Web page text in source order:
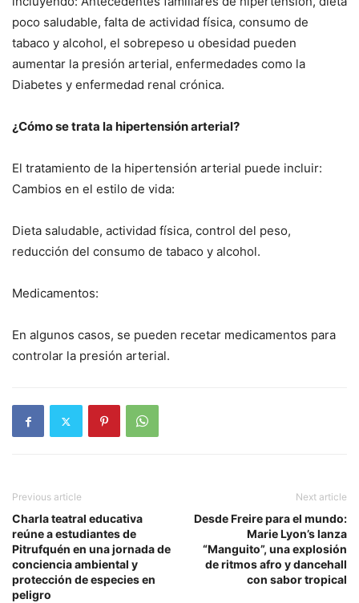
poco saludable, falta de actividad física, consumo de
tabaco y alcohol, el sobrepeso u obesidad pueden
aumentar la presión arterial, enfermedades como la
Diabetes y enfermedad renal crónica.
¿Cómo se trata la hipertensión arterial?
El tratamiento de la hipertensión arterial puede incluir:
Cambios en el estilo de vida:
Dieta saludable, actividad física, control del peso,
reducción del consumo de tabaco y alcohol.
Medicamentos:
En algunos casos, se pueden recetar medicamentos para
controlar la presión arterial.
Previous article
Charla teatral educativa
reúne a estudiantes de
Pitrufquén en una jornada de
conciencia ambiental y
protección de especies en
peligro
Next article
Desde Freire para el mundo:
Marie Lyon’s lanza
“Manguito”, una explosión
de ritmos afro y dancehall
con sabor tropical